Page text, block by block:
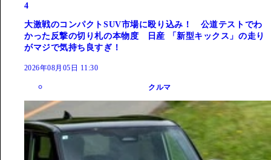
4
大激戦のコンパクトSUV市場に殴り込み！ 公道テストでわ
かった反撃の切り札の本物度 日産 「新型キックス」の走り
がマジで気持ち良すぎ！
2026年08月05日 11:30
クルマ